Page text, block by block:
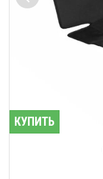
КУПИТЬ